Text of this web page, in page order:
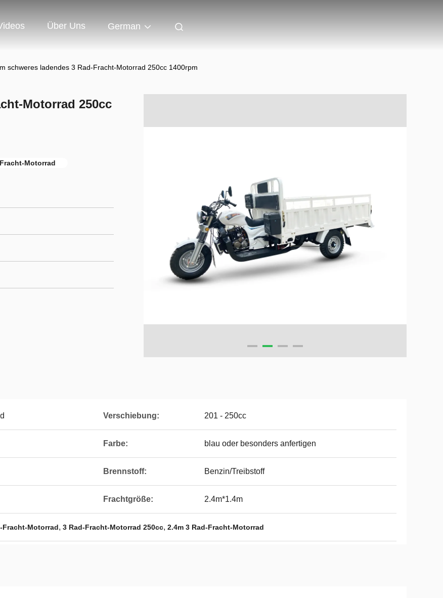
Über Uns German
schweres ladendes 3 Rad-Fracht-Motorrad 250cc 1400rpm
Motorrad 250cc
Motorrad
Verschiebung: 201 - 250cc
Farbe: blau oder besonders anfertigen
Brennstoff: Benzin/Treibstoff
Frachtgröße: 2.4m*1.4m
Fracht-Motorrad, 3 Rad-Fracht-Motorrad 250cc, 2.4m 3 Rad-Fracht-Motorrad